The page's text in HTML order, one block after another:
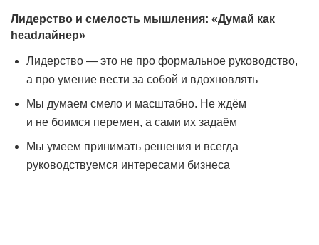
Лидерство и смелость мышления: «Думай как
headлайнер»
Лидерство — это не про формальное руководство,
а про умение вести за собой и вдохновлять
Мы думаем смело и масштабно. Не ждём
и не боимся перемен, а сами их задаём
Мы умеем принимать решения и всегда
руководствуемся интересами бизнеса